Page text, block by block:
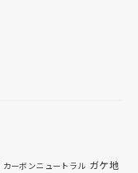
カーボンニュートラル ガケ地